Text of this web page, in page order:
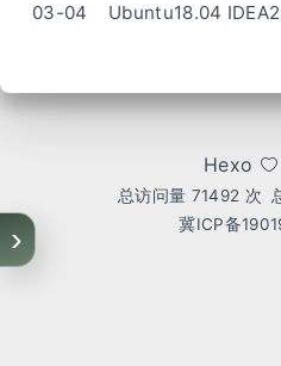
03-04 Ubuntu18.04
Hexo
总访问量 71492 次
冀ICP备
›